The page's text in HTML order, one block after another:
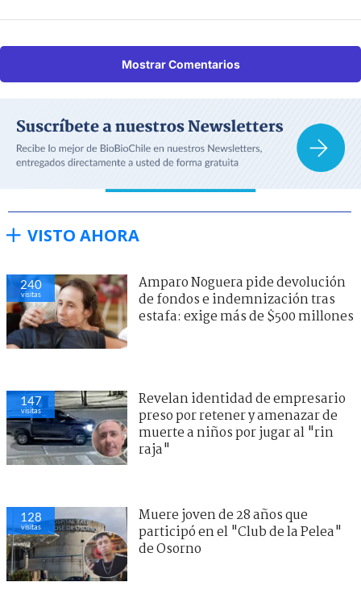
Mostrar Comentarios
VISTO AHORA
240
visitas
Amparo Noguera pide devolución
de fondos e indemnización tras
estafa: exige más de $500 millones
147
visitas
Revelan identidad de empresario
preso por retener y amenazar de
muerte a niños por jugar al "rin
raja"
128
visitas
Muere joven de 28 años que
participó en el "Club de la Pelea"
de Osorno